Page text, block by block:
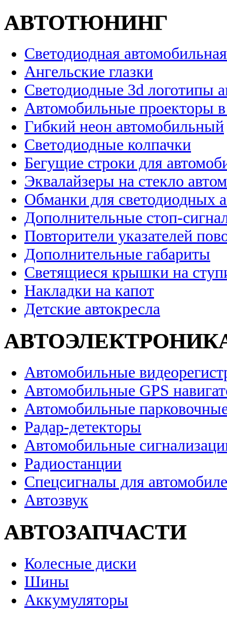
АВТОТЮНИНГ
Светодиодная
Ангельские глазки
Светодиодные 3d логотипы
Автомобильные проекторы
Гибкий неон автомобильный
Светодиодные колпачки
Бегущие строки для
Эквалайзеры на стекло
Обманки для светодиодных
Дополнительные стоп-
Повторители указателей
Дополнительные габариты
Светящиеся крышки на
Накладки на капот
Детские автокресла
Автомобильные
Автомобильные GPS
Автомобильные
Радар-детекторы
Автомобильные
Радиостанции
Спецсигналы для
Автозвук
АВТОЗАПЧАСТИ
Колесные диски
Шины
Аккумуляторы